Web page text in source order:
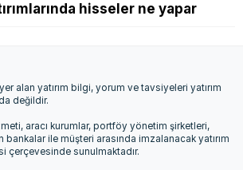
hisseler ne yapar
alan yatırım bilgi, yorum ve tavsiyeleri yatırım
değildir.
aracı kurumlar, portföy yönetim şirketleri,
ile müşteri arasında imzalanacak yatırım
çerçevesinde sunulmaktadır.